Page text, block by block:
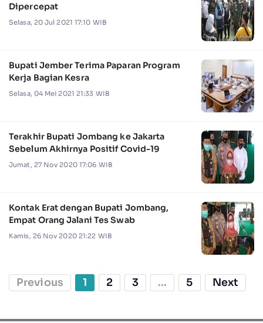
Dipercepat
Selasa, 20 Jul 2021 17:10 WIB
Bupati Jember Terima Paparan Program
Kerja Bagian Kesra
Selasa, 04 Mei 2021 21:33 WIB
Terakhir Bupati Jombang ke Jakarta
Sebelum Akhirnya Positif Covid-19
Jumat, 27 Nov 2020 17:06 WIB
Kontak Erat dengan Bupati Jombang,
Empat Orang Jalani Tes Swab
Kamis, 26 Nov 2020 21:22 WIB
Previous 1 2 3 ... 5 Next